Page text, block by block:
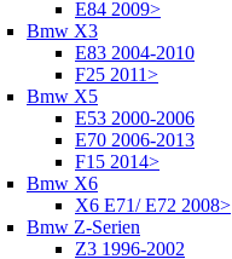
E84 2009>
Bmw X3
E83 2004-2010
F25 2011>
Bmw X5
E53 2000-2006
E70 2006-2013
F15 2014>
Bmw X6
X6 E71/ E72 2008>
Bmw Z-Serien
Z3 1996-2002